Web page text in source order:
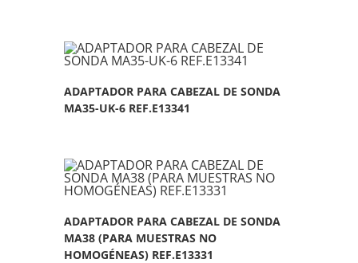
ADAPTADOR PARA CABEZAL DE SONDA
MA35-UK-6 REF.E13341
ADAPTADOR PARA CABEZAL DE SONDA
MA38 (PARA MUESTRAS NO
HOMOGÉNEAS) REF.E13331